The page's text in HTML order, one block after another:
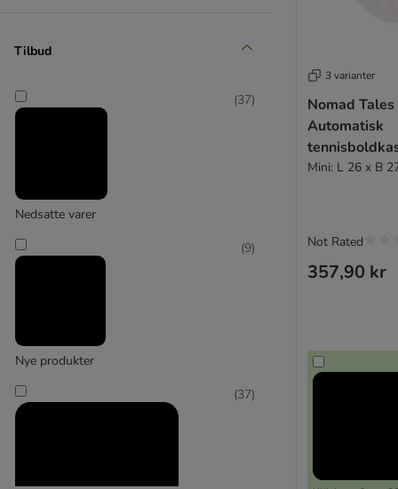
ferplast
Flamingo
Tilbud
Nedsatte varer
(37)
Nye produkter
(9)
(37)
3 varianter
Nomad
Automatisk
Mini: L 26 x B
357,90 kr
Not Rated